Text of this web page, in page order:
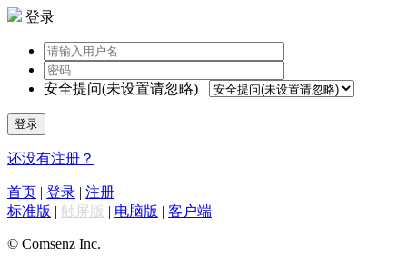
登录
安全提问(未设置请忽略)
登录
还没有注册？
首页 | 登录 | 注册
标准版 | 触屏版 | 电脑版 | 客户端
© Comsenz Inc.